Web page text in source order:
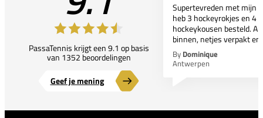
PassaTennis krijgt een 9.1 op basis
van 1352 beoordelingen
Geef je mening
Supertevreden met mijn
heb 3 hockeyrokjes en 4
hockeykousen besteld.
binnen, netjes verpakt
By Dominique
Antwerpen